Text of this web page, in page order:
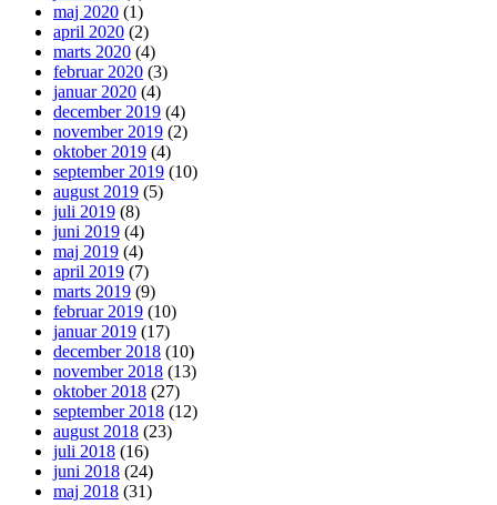
maj 2020 (1)
april 2020 (2)
marts 2020 (4)
februar 2020 (3)
januar 2020 (4)
december 2019 (4)
november 2019 (2)
oktober 2019 (4)
september 2019 (10)
august 2019 (5)
juli 2019 (8)
juni 2019 (4)
maj 2019 (4)
april 2019 (7)
marts 2019 (9)
februar 2019 (10)
januar 2019 (17)
december 2018 (10)
november 2018 (13)
oktober 2018 (27)
september 2018 (12)
august 2018 (23)
juli 2018 (16)
juni 2018 (24)
maj 2018 (31)